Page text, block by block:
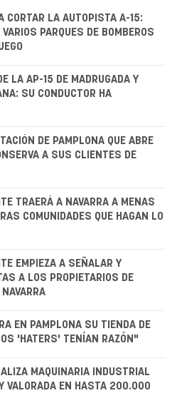
CORTAR LA AUTOPISTA A-15:
PARQUES DE BOMBEROS
LA AP-15 DE MADRUGADA Y
SU CONDUCTOR HA
DE PAMPLONA QUE ABRE
A SUS CLIENTES DE
TRAERÁ A NAVARRA A MENAS
COMUNIDADES QUE HAGAN LO
EMPIEZA A SEÑALAR Y
A LOS PROPIETARIOS DE
EN PAMPLONA SU TIENDA DE
'HATERS' TENÍAN RAZÓN"
MAQUINARIA INDUSTRIAL
VALORADA EN HASTA 200.000